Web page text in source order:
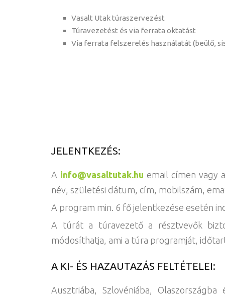
Vasalt Utak túraszervezést
Túravezetést és via ferrata oktatást
Via ferrata felszerelés használatát (beülő,
JELENTKEZÉS:
A info@vasaltutak.hu email címen vagy a
név, születési dátum, cím, mobilszám,
A program min. 6 fő jelentkezése esetén
A túrát a túravezető a résztvevők
módosíthatja, ami a túra programját,
A KI- ÉS HAZAUTAZÁS FELTÉTELEI:
Ausztriába, Szlovéniába,